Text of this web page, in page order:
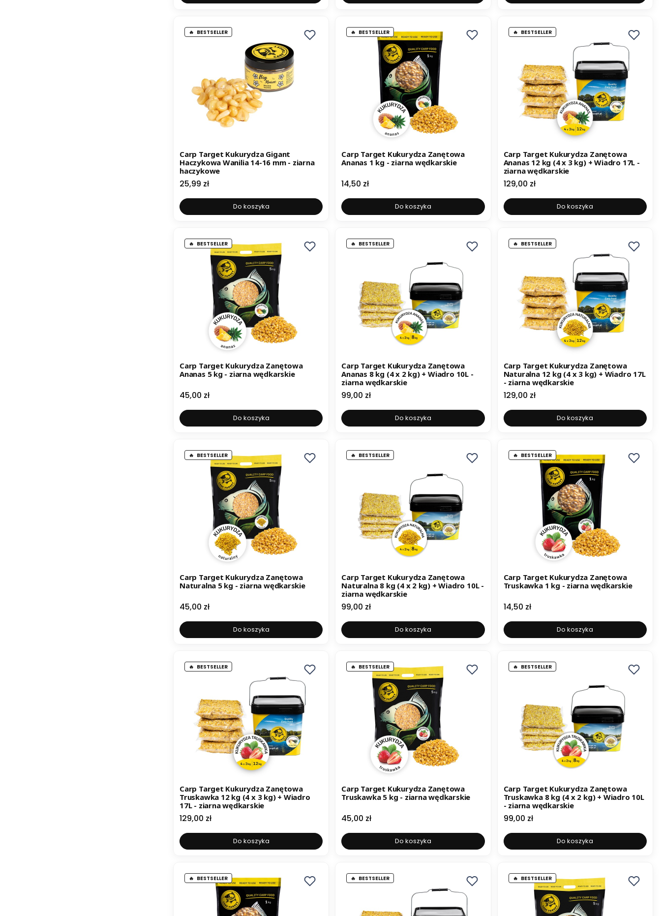
BESTSELLER
Carp Target Kukurydza Gigant
Haczykowa Wanilia 14-16 mm - ziarna
haczykowe
Cena
25,99 zł
Do koszyka
BESTSELLER
Carp Target Kukurydza Zanętowa
Ananas 1 kg - ziarna wędkarskie
Cena
14,50 zł
Do koszyka
BESTSELLER
Carp Target Kukurydza Zanętowa
Ananas 12 kg (4 x 3 kg) + Wiadro 17L -
ziarna wędkarskie
Cena
129,00 zł
Do koszyka
BESTSELLER
Carp Target Kukurydza Zanętowa
Ananas 5 kg - ziarna wędkarskie
Cena
45,00 zł
Do koszyka
BESTSELLER
Carp Target Kukurydza Zanętowa
Ananas 8 kg (4 x 2 kg) + Wiadro 10L -
ziarna wędkarskie
Cena
99,00 zł
Do koszyka
BESTSELLER
Carp Target Kukurydza Zanętowa
Naturalna 12 kg (4 x 3 kg) + Wiadro 17L
- ziarna wędkarskie
Cena
129,00 zł
Do koszyka
BESTSELLER
Carp Target Kukurydza Zanętowa
Naturalna 5 kg - ziarna wędkarskie
Cena
45,00 zł
Do koszyka
BESTSELLER
Carp Target Kukurydza Zanętowa
Naturalna 8 kg (4 x 2 kg) + Wiadro 10L -
ziarna wędkarskie
Cena
99,00 zł
Do koszyka
BESTSELLER
Carp Target Kukurydza Zanętowa
Truskawka 1 kg - ziarna wędkarskie
Cena
14,50 zł
Do koszyka
BESTSELLER
Carp Target Kukurydza Zanętowa
Truskawka 12 kg (4 x 3 kg) + Wiadro
17L - ziarna wędkarskie
Cena
129,00 zł
Do koszyka
BESTSELLER
Carp Target Kukurydza Zanętowa
Truskawka 5 kg - ziarna wędkarskie
Cena
45,00 zł
Do koszyka
BESTSELLER
Carp Target Kukurydza Zanętowa
Truskawka 8 kg (4 x 2 kg) + Wiadro 10L
- ziarna wędkarskie
Cena
99,00 zł
Do koszyka
BESTSELLER BESTSELLER BESTSELLER